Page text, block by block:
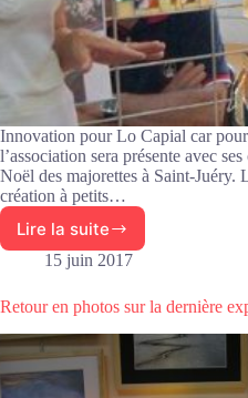
Innovation pour Lo Capial car
l’association sera présente avec
Noël des majorettes à Saint-Juéry.
création à petits…
Lire la suite
Lo
Capial
au
marché
de
Noël
15 juin 2017
Retour en photos sur la dernière